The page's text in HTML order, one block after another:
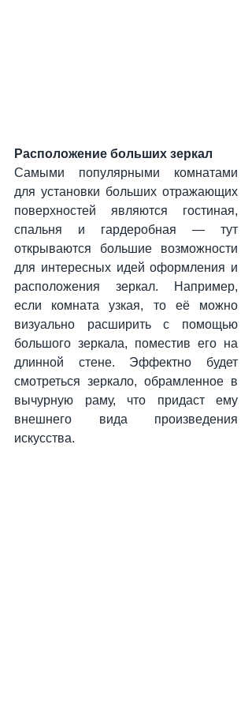
Расположение больших зеркал
Самыми популярными комнатами
для установки больших отражающих
поверхностей являются гостиная,
спальня и гардеробная — тут
открываются большие возможности
для интересных идей оформления и
расположения зеркал. Например,
если комната узкая, то её можно
визуально расширить с помощью
большого зеркала, поместив его на
длинной стене. Эффектно будет
смотреться зеркало, обрамленное в
вычурную раму, что придаст ему
внешнего вида произведения
искусства.